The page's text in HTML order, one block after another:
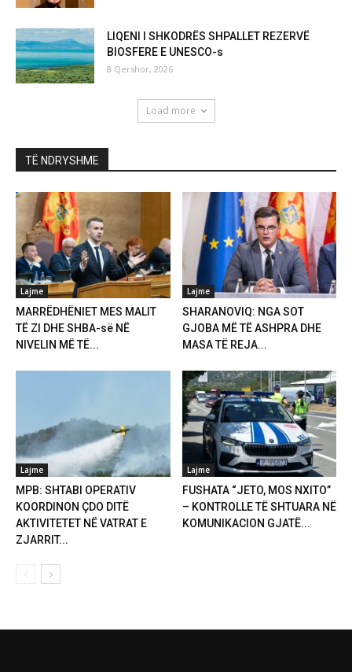
LIQENI I SHKODRËS SHPALLET REZERVË
BIOSFERE E UNESCO-s
8 Qershor, 2026
Load more
TË NDRYSHME
Lajme
MARRËDHËNIET MES MALIT
TË ZI DHE SHBA-së NË
NIVELIN MË TË...
Lajme
SHARANOVIQ: NGA SOT
GJOBA MË TË ASHPRA DHE
MASA TË REJA...
Lajme
MPB: SHTABI OPERATIV
KOORDINON ÇDO DITË
AKTIVITETET NË VATRAT E
ZJARRIT...
Lajme
FUSHATA “JETO, MOS NXITO”
– KONTROLLE TË SHTUARA NË
KOMUNIKACION GJATË...